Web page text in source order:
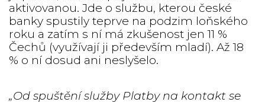
aktivovanou. Jde o službu, kterou české
banky spustily teprve na podzim loňského
roku a zatím s ní má zkušenost jen 11 %
Čechů (využívají ji především mladí). Až 18
% o ní dosud ani neslyšelo.
„Od spuštění služby Platby na kontakt se